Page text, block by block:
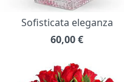
Sofisticata eleganza
60,00€